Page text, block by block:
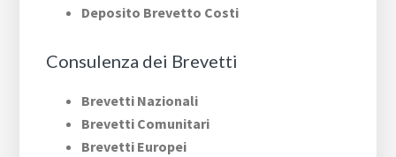
Deposito Brevetto Costi
Consulenza dei Brevetti
Brevetti Nazionali
Brevetti Comunitari
Brevetti Europei